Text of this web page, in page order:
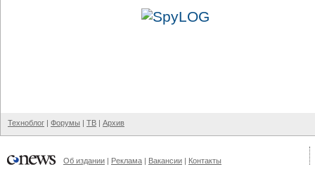
Техноблог | Форумы | ТВ | Архив
Об издании | Реклама | Вакансии | Контакты